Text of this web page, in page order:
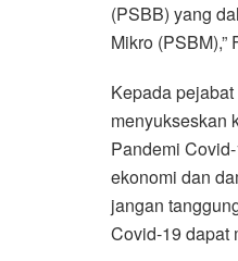
(PSBB) yang
Mikro (PSBM),”
Kepada
menyukseskan
Pandemi
ekonomi dan
jangan
Covid-19 dapat